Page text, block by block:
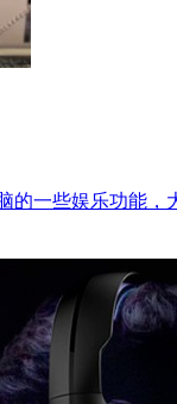
一些娱乐功能